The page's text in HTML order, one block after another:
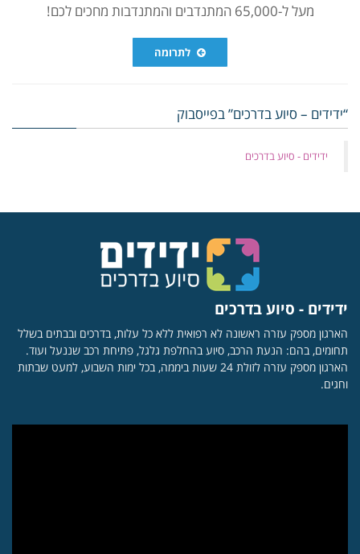
מעל ל-65,000 המתנדבים והמתנדבות מחכים לכם!
לתרומה
“ידידים – סיוע בדרכים” בפייסבוק
‏ידידים - סיוע בדרכים
ידידים - סיוע בדרכים
הארגון מספק עזרה ראשונה לא רפואית ללא כל עלות, בדרכים ובבתים בשלל
תחומים, בהם: הנעת הרכב, סיוע בהחלפת גלגל, פתיחת רכב שננעל ועוד.
הארגון מספק עזרה לזולת 24 שעות ביממה, בכל ימות השבוע, למעט שבתות
וחגים.